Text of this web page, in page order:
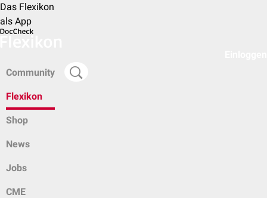
Das Flexikon
als App
Community
Flexikon
Shop
News
Jobs
CME